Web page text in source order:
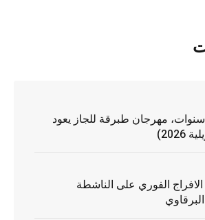
بعد كسوف ل6 سنوات، مهرجان طبرقة للجاز يعود
الفوري على الناشطة